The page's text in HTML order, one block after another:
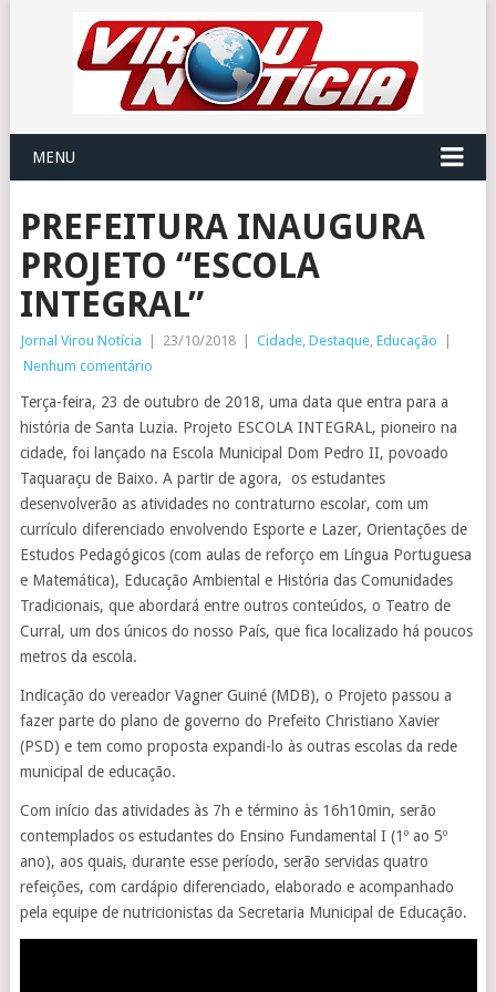
MENU
PREFEITURA INAUGURA
PROJETO “ESCOLA
INTEGRAL”
Jornal Virou Notícia 23/10/2018 Cidade, Destaque, Educação
Nenhum comentário
Terça-feira, 23 de outubro de 2018, uma data que entra para a
história de Santa Luzia. Projeto ESCOLA INTEGRAL, pioneiro na
cidade, foi lançado na Escola Municipal Dom Pedro II, povoado
Taquaraçu de Baixo. A partir de agora, os estudantes
desenvolverão as atividades no contraturno escolar, com um
currículo diferenciado envolvendo Esporte e Lazer, Orientações de
Estudos Pedagógicos (com aulas de reforço em Língua Portuguesa
e Matemática), Educação Ambiental e História das Comunidades
Tradicionais, que abordará entre outros conteúdos, o Teatro de
Curral, um dos únicos do nosso País, que fica localizado há poucos
metros da escola.
Indicação do vereador Vagner Guiné (MDB), o Projeto passou a
fazer parte do plano de governo do Prefeito Christiano Xavier
(PSD) e tem como proposta expandi-lo às outras escolas da rede
municipal de educação.
Com início das atividades às 7h e término às 16h10min, serão
contemplados os estudantes do Ensino Fundamental I (1º ao 5º
ano), aos quais, durante esse período, serão servidas quatro
refeições, com cardápio diferenciado, elaborado e acompanhado
pela equipe de nutricionistas da Secretaria Municipal de Educação.